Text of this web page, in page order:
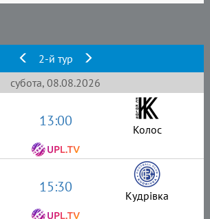
2-й тур
субота, 08.08.2026
13:00 Колос
15:30 Кудрівка